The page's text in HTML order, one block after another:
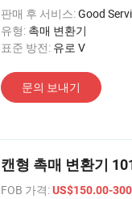
판매 후 서비스:Good
유형: 촉매 변환기
표준 방전: 유로 V
문의 보내기
캔형 촉매 변환기
FOB 가격:US$150.00-